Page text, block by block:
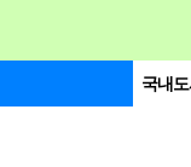
국내도